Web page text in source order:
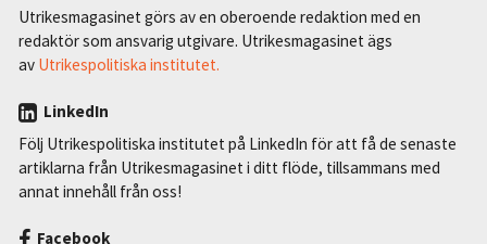
Utrikesmagasinet görs av en oberoende redaktion med en
redaktör som ansvarig utgivare. Utrikesmagasinet ägs
av Utrikespolitiska institutet.
LinkedIn
Följ Utrikespolitiska institutet på LinkedIn för att få de senaste
artiklarna från Utrikesmagasinet i ditt flöde, tillsammans med
annat innehåll från oss!
Facebook